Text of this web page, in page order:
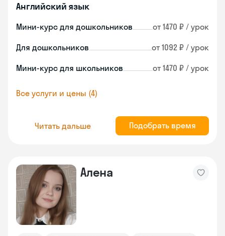
Английский язык
Мини-курс для дошкольников от 1470 ₽ / урок
Для дошкольников от 1092 ₽ / урок
Мини-курс для школьников от 1470 ₽ / урок
Все услуги и цены (4)
Читать дальше Подобрать время
Алена